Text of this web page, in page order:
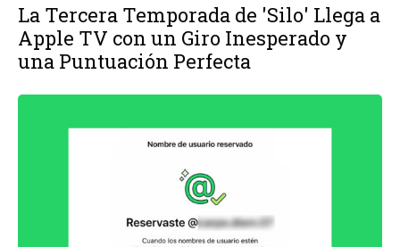
La Tercera Temporada de 'Silo' Llega a
Apple TV con un Giro Inesperado y
una Puntuación Perfecta